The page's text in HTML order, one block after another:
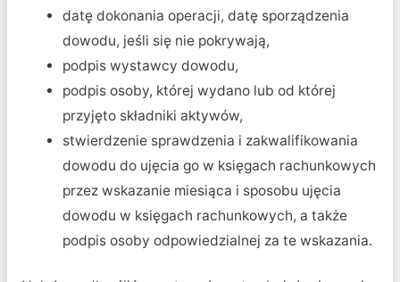
datę dokonania operacji, datę sporządzenia
dowodu, jeśli się nie pokrywają,
podpis wystawcy dowodu,
podpis osoby, której wydano lub od której
przyjęto składniki aktywów,
stwierdzenie sprawdzenia i zakwalifikowania
dowodu do ujęcia go w księgach rachunkowych
przez wskazanie miesiąca i sposobu ujęcia
dowodu w księgach rachunkowych, a także
podpis osoby odpowiedzialnej za te wskazania.